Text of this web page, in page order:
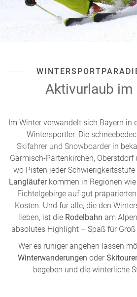
Aktivurlaub im
Im Winter verwandelt sich Bayern in
Wintersportler. Die
Skifahrer und Snowboarder in
Garmisch-Partenkirchen, Oberstdorf
wo Pisten jeder
Langläufer kommen in Regionen
Fichtelgebirge auf gut
Kosten. Und für alle, die den
lieben, ist die Rodelbahn am
absolutes Highlight – Spaß für
Wer es ruhiger angehen lassen
Winterwanderungen oder
begeben und die winterliche